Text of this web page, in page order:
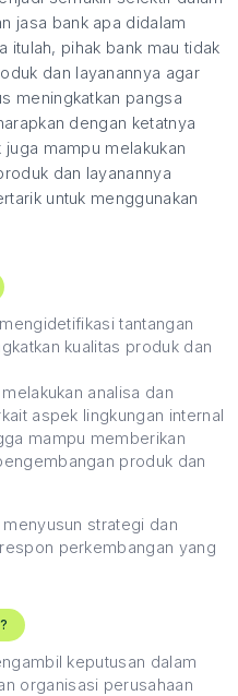
jasa bank apa didalam
itulah, pihak bank mau tidak
dan layanannya agar
meningkatkan pangsa
dengan ketatnya
mampu melakukan
dan layanannya
untuk menggunakan
tantangan
kualitas produk dan
analisa dan
aspek lingkungan internal
mampu memberikan
produk dan
strategi dan
perkembangan yang
keputusan dalam
organisasi perusahaan